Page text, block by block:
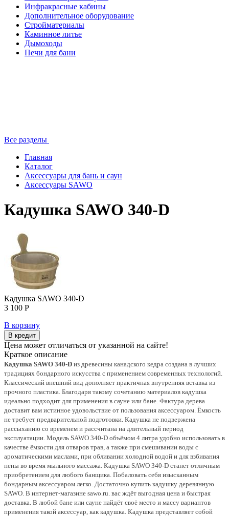
Инфракрасные кабины
Дополнительное оборудование
Стройматериалы
Каминное литье
Дымоходы
Печи для бани
Все разделы
Главная
Каталог
Аксессуары для бань и саун
Аксессуары SAWO
Кадушка SAWO 340-D
Кадушка SAWO 340-D
3 100 Р
В корзину
В кредит
Цена может отличаться от указанной на сайте!
Краткое описание
Кадушка SAWO 340-D из древесины канадского кедра создана в лучших
традициях бондарного искусства с применением современных технологий.
Классический внешний вид дополняет практичная внутренняя вставка из
прочного пластика. Благодаря такому сочетанию материалов кадушка
идеально подходит для применения в сауне или бане. Фактура дерева
доставит вам истинное удовольствие от пользования аксессуаром. Ёмкость
не требует предварительной подготовки. Кадушка не подвержена
рассыханию со временем и рассчитана на длительный период
эксплуатации. Модель SAWO 340-D объёмом 4 литра удобно использовать в
качестве ёмкости для отваров трав, а также при смешивании воды с
ароматическими маслами, при обливании холодной водой и для взбивания
пены во время мыльного массажа. Кадушка SAWO 340-D станет отличным
приобретением для любого банщика. Побаловать себя изысканным
бондарным аксессуаром легко. Достаточно купить кадушку деревянную
SAWO. В интернет-магазине sawo.ru. вас ждёт выгодная цена и быстрая
доставка. В любой бане или сауне найдёт своё место и массу вариантов
применения такой аксессуар, как кадушка. Кадушка представляет собой